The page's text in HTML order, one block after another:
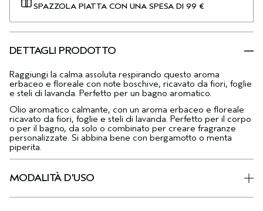
SPAZZOLA PIATTA CON UNA SPESA DI 99 €
DETTAGLI PRODOTTO
Raggiungi la calma assoluta respirando questo aroma
erbaceo e floreale con note boschive, ricavato da fiori, foglie
e steli di lavanda. Perfetto per un bagno aromatico.
Olio aromatico calmante, con un aroma erbaceo e floreale
ricavato da fiori, foglie e steli di lavanda. Perfetto per il corpo
o per il bagno, da solo o combinato per creare fragranze
personalizzate. Si abbina bene con bergamotto o menta
piperita.
MODALITÀ D'USO